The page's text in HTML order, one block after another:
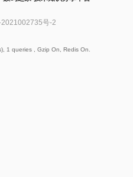
2021002735号-2
1 queries , Gzip On, Redis On.